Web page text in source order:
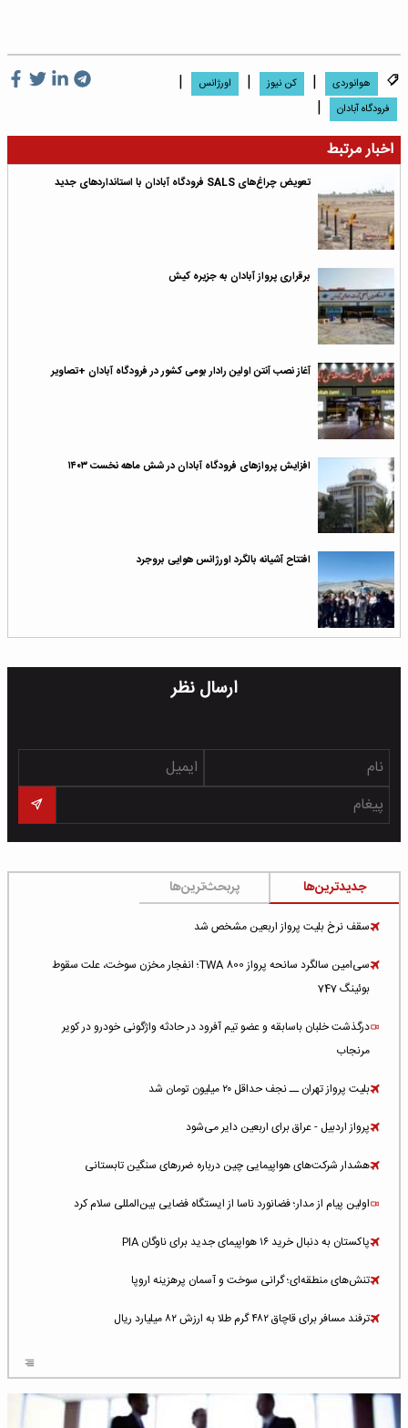
هوانوردی | کن نیوز | اورژانس |
فرودگاه آبادان
|
اخبار مرتبط
تعویض چراغ‌های SALS فرودگاه آبادان با استانداردهای جدید
برقرارى پرواز آبادان به جزیره کیش
آغاز نصب آنتن اولین رادار بومی کشور در فرودگاه آبادان +تصاویر
افزایش پروازهای فرودگاه آبادان در شش ماهه نخست ۱۴۰۳
افتتاح آشیانه بالگرد اورژانس هوایی بروجرد
ارسال نظر
جدیدترین‌ها پربحث‌ترین‌ها
سقف نرخ بلیت پرواز اربعین مشخص شد
سی‌امین سالگرد سانحه پرواز TWA 800؛ انفجار مخزن سوخت، علت سقوط
بوئینگ 747
درگذشت خلبان باسابقه و عضو تیم آفرود در حادثه واژگونی خودرو در کویر
مرنجاب
بلیت پرواز تهران ــ نجف حداقل ۲۰ میلیون تومان شد
پرواز اردبیل - عراق برای اربعین دایر می‌شود
هشدار شرکت‌های هواپیمایی چین درباره ضررهای سنگین تابستانی
اولین پیام از مدار؛ فضانورد ناسا از ایستگاه فضایی بین‌المللی سلام کرد
پاکستان به دنبال خرید ۱۶ هواپیمای جدید برای ناوگان PIA
تنش‌های منطقه‌ای؛ گرانی سوخت و آسمان پرهزینه اروپا
ترفند مسافر برای قاچاق ۴۸۲ گرم طلا به ارزش ۸۲ میلیارد ریال
شلوغ‌ترین فرودگاه‌های اروپا در ۲۰۲۵: لندن، استانبول و پاریس